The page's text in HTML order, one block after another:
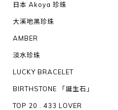
日本 Akoya 珍珠
大溪地黑珍珠
AMBER
淡水珍珠
LUCKY BRACELET
BIRTHSTONE 「誕生石」
TOP 20 . 433 LOVER